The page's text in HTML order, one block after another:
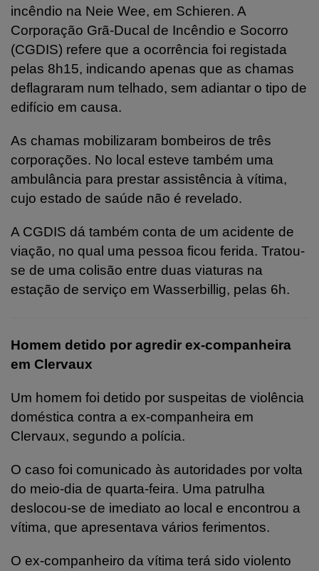
incêndio na Neie Wee, em Schieren. A
Corporação Grã-Ducal de Incêndio e Socorro
(CGDIS) refere que a ocorrência foi registada
pelas 8h15, indicando apenas que as chamas
deflagraram num telhado, sem adiantar o tipo de
edifício em causa.
As chamas mobilizaram bombeiros de três
corporações. No local esteve também uma
ambulância para prestar assistência à vítima,
cujo estado de saúde não é revelado.
A CGDIS dá também conta de um acidente de
viação, no qual uma pessoa ficou ferida. Tratou-
se de uma colisão entre duas viaturas na
estação de serviço em Wasserbillig, pelas 6h.
Homem detido por agredir ex-companheira
em Clervaux
Um homem foi detido por suspeitas de violência
doméstica contra a ex-companheira em
Clervaux, segundo a polícia.
O caso foi comunicado às autoridades por volta
do meio-dia de quarta-feira. Uma patrulha
deslocou-se de imediato ao local e encontrou a
vítima, que apresentava vários ferimentos.
O ex-companheiro da vítima terá sido violento